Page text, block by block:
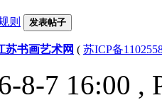
则 发表帖子
苏书画艺术网 ( 苏ICP备
8-7 16:00 ,